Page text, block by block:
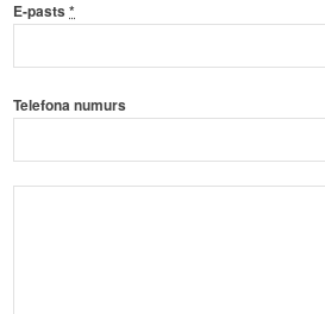
E-pasts*
Telefona numurs